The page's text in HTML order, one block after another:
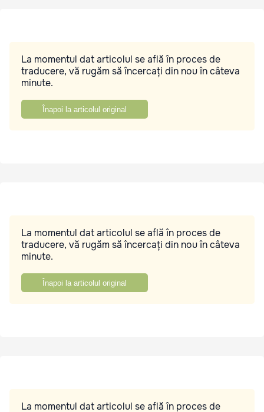
La momentul dat articolul se află în proces de
traducere, vă rugăm să încercați din nou în câteva
minute.
Înapoi la articolul original
La momentul dat articolul se află în proces de
traducere, vă rugăm să încercați din nou în câteva
minute.
Înapoi la articolul original
La momentul dat articolul se află în proces de